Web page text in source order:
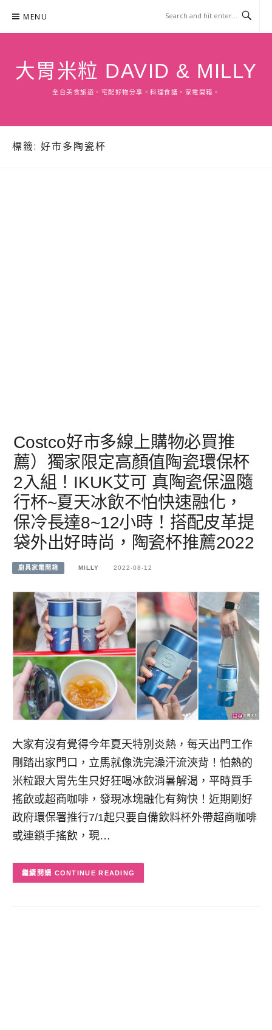
content
MENU
大胃米粒 DAVID & MILLY
全台美食旅遊。宅配好物分享。料理食譜。家電開箱。
標籤: 好市多陶瓷杯
Costco好市多線上購物必買推
薦）獨家限定高顏值陶瓷環保杯
2入組！IKUK艾可 真陶瓷保溫隨
行杯~夏天冰飲不怕快速融化，
保冷長達8~12小時！搭配皮革提
袋外出好時尚，陶瓷杯推薦2022
廚具家電開箱 MILLY 2022-08-12
大家有沒有覺得今年夏天特別炎熱，每天出門工作
剛踏出家門口，立馬就像洗完澡汗流浹背！怕熱的
米粒跟大胃先生只好狂喝冰飲消暑解渴，平時買手
搖飲或超商咖啡，發現冰塊融化有夠快！近期剛好
政府環保署推行7/1起只要自備飲料杯外帶超商咖啡
或連鎖手搖飲，現…
CONTINUE READING